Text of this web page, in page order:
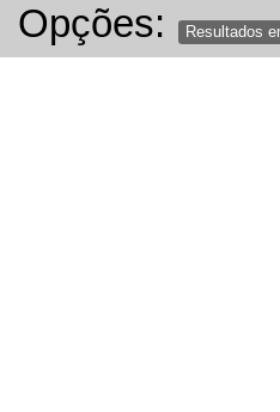
Opções: Resultados